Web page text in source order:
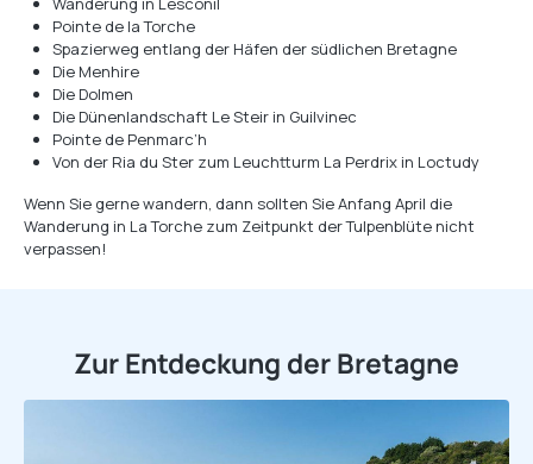
Pointe de la Torche
Spazierweg entlang der Häfen der südlichen Bretagne
Die Menhire
Die Dolmen
Die Dünenlandschaft Le Steir in Guilvinec
Pointe de Penmarc’h
Von der Ria du Ster zum Leuchtturm La Perdrix in Loctudy
Wenn Sie gerne wandern, dann sollten Sie Anfang April die
Wanderung in La Torche zum Zeitpunkt der Tulpenblüte nicht
verpassen!
Zur Entdeckung der Bretagne